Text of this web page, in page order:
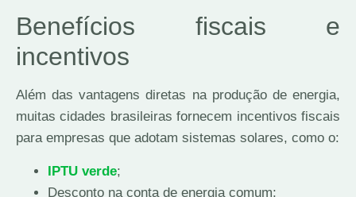
Benefícios fiscais e
incentivos
Além das vantagens diretas na produção de energia,
muitas cidades brasileiras fornecem incentivos fiscais
para empresas que adotam sistemas solares, como o:
IPTU verde;
Desconto na conta de energia comum;